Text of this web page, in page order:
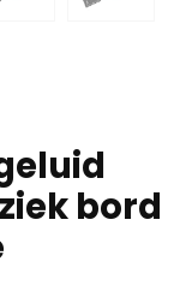
bord